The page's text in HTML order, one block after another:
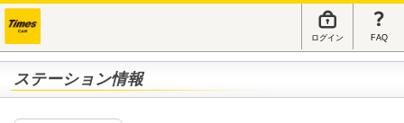
ログイン FAQ
ステーション情報